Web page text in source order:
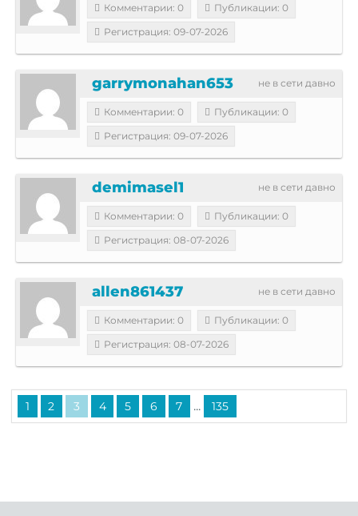
Комментарии: 0
Публикации: 0
Регистрация: 09-07-2026
не в сети давно
garrymonahan653
Комментарии: 0
Публикации: 0
Регистрация: 09-07-2026
не в сети давно
demimasel1
Комментарии: 0
Публикации: 0
Регистрация: 08-07-2026
не в сети давно
allen861437
Комментарии: 0
Публикации: 0
Регистрация: 08-07-2026
1 2 3 4 5 6 7 ... 135